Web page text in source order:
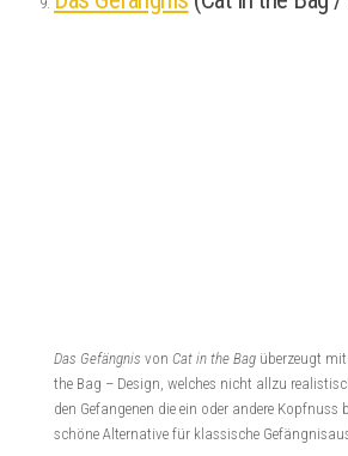
Das Gefängnis von Cat in the Bag überzeugt
the Bag – Design, welches nicht allzu
den Gefangenen die ein oder andere Kopfnuss
schöne Alternative für klassische